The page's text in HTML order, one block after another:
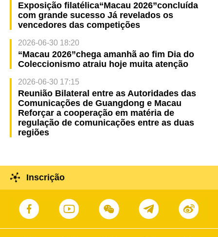
Exposição filatélica“Macau 2026”concluída
com grande sucesso Já revelados os
vencedores das competições
2026-06-30 18:20
“Macau 2026”chega amanhã ao fim Dia do
Coleccionismo atraiu hoje muita atenção
2026-06-30 17:15
Reunião Bilateral entre as Autoridades das
Comunicações de Guangdong e Macau
Reforçar a cooperação em matéria de
regulação de comunicações entre as duas
regiões
Inscrição